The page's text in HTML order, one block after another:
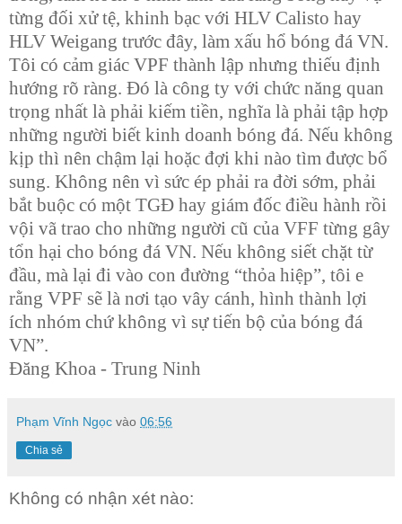
từng đối xử tệ, khinh bạc với HLV Calisto hay
HLV Weigang trước đây, làm xấu hổ bóng đá VN.
Tôi có cảm giác VPF thành lập nhưng thiếu định
hướng rõ ràng. Đó là công ty với chức năng quan
trọng nhất là phải kiếm tiền, nghĩa là phải tập hợp
những người biết kinh doanh bóng đá. Nếu không
kịp thì nên chậm lại hoặc đợi khi nào tìm được bổ
sung. Không nên vì sức ép phải ra đời sớm, phải
bắt buộc có một TGĐ hay giám đốc điều hành rồi
vội vã trao cho những người cũ của VFF từng gây
tổn hại cho bóng đá VN. Nếu không siết chặt từ
đầu, mà lại đi vào con đường “thỏa hiệp”, tôi e
rằng VPF sẽ là nơi tạo vây cánh, hình thành lợi
ích nhóm chứ không vì sự tiến bộ của bóng đá
VN”.
Đăng Khoa - Trung Ninh
Phạm Vĩnh Ngọc vào 06:56
Chia sẻ
Không có nhận xét nào: